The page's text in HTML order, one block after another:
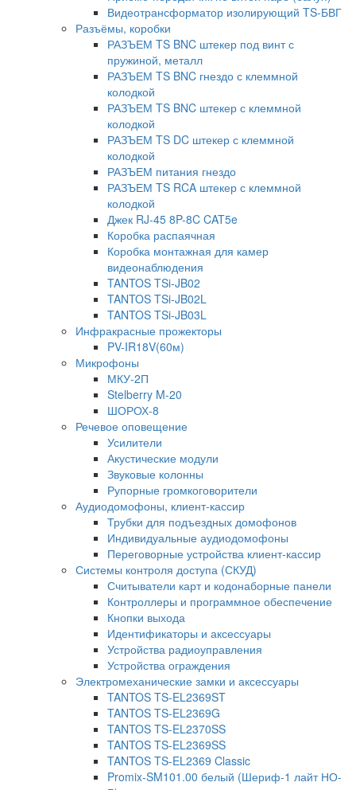
Видеотрансформатор изолирующий TS-БВГ
Разъёмы, коробки
РАЗЪЕМ TS BNC штекер под винт с
пружиной, металл
РАЗЪЕМ TS BNC гнездо с клеммной
колодкой
РАЗЪЕМ TS BNC штекер с клеммной
колодкой
РАЗЪЕМ TS DC штекер с клеммной
колодкой
РАЗЪЕМ питания гнездо
РАЗЪЕМ TS RCA штекер с клеммной
колодкой
Джек RJ-45 8P-8C CAT5e
Коробка распаячная
Коробка монтажная для камер
видеонаблюдения
TANTOS TSi-JB02
TANTOS TSi-JB02L
TANTOS TSi-JB03L
Инфракрасные прожекторы
PV-IR18V(60м)
Микрофоны
МКУ-2П
Stelberry M-20
ШОРОХ-8
Речевое оповещение
Усилители
Акустические модули
Звуковые колонны
Рупорные громкоговорители
Аудиодомофоны, клиент-кассир
Трубки для подъездных домофонов
Индивидуальные аудиодомофоны
Переговорные устройства клиент-кассир
Системы контроля доступа (СКУД)
Считыватели карт и кодонаборные панели
Контроллеры и программное обеспечение
Кнопки выхода
Идентификаторы и аксессуары
Устройства радиоуправления
Устройства ограждения
Электромеханические замки и аксессуары
TANTOS TS-EL2369ST
TANTOS TS-EL2369G
TANTOS TS-EL2370SS
TANTOS TS-EL2369SS
TANTOS TS-EL2369 Classic
Promix-SM101.00 белый (Шериф-1 лайт НО-